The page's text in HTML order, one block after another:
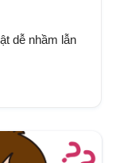
dễ nhầm lẫn